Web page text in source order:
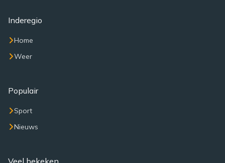
Inderegio
Home
Weer
Populair
Sport
Nieuws
Veel bekeken